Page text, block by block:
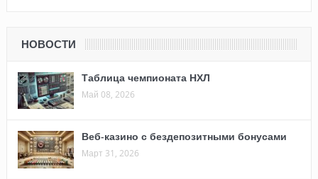
НОВОСТИ
Таблица чемпионата НХЛ
Май 08, 2026
Веб-казино с бездепозитными бонусами
Март 31, 2026